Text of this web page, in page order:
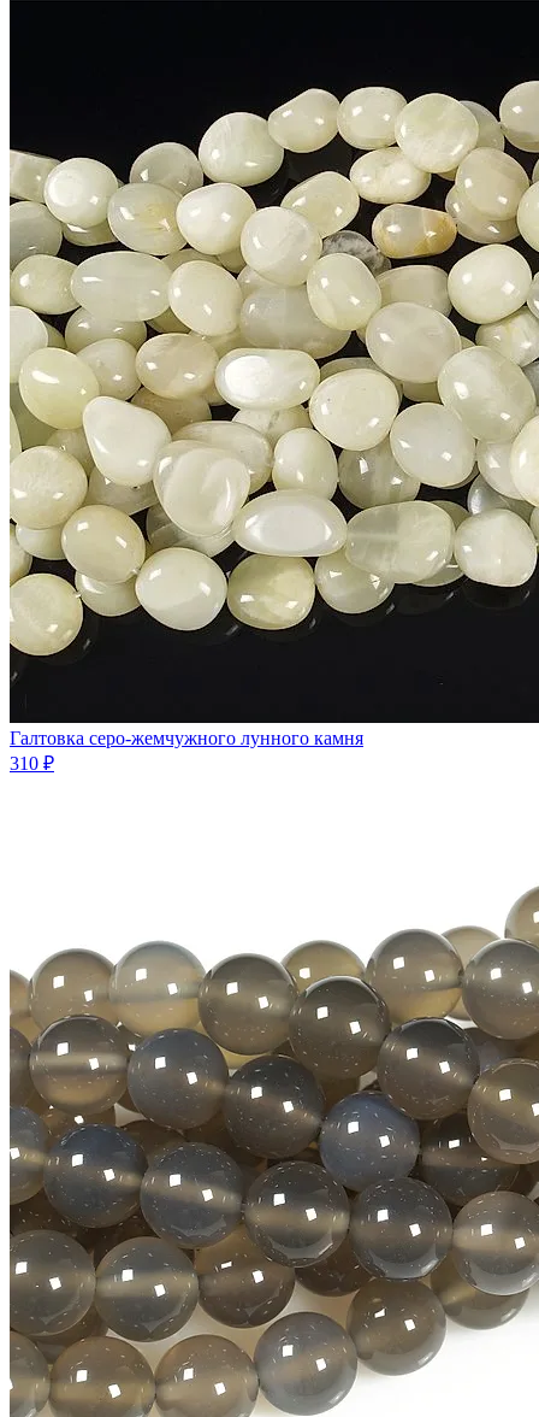
Галтовка серо-жемчужного лунного камня
310 ₽